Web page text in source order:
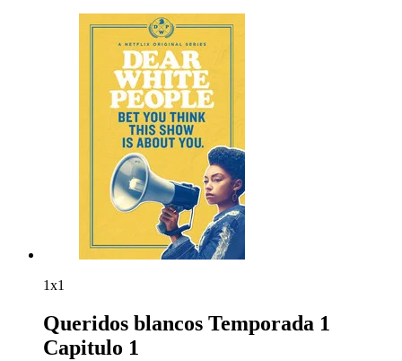
1x1
Queridos blancos Temporada 1
Capitulo 1